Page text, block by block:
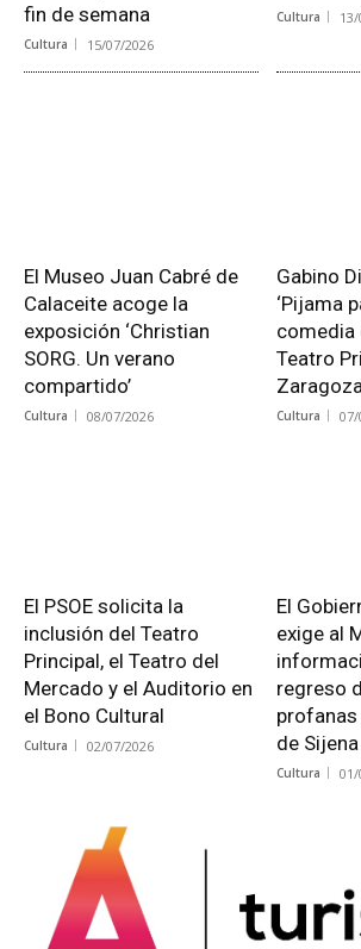
fin de semana
Cultura 15/07/2026
Cultura
El Museo Juan Cabré de
Calaceite acoge la
exposición ‘Christian
SORG. Un verano
compartido’
Cultura 08/07/2026
Gabino
‘Pijama
comedia
Teatro
Cultura 07/
El PSOE solicita la
inclusión del Teatro
Principal, el Teatro del
Mercado y el Auditorio en
el Bono Cultural
Cultura 02/07/2026
El
exige al
regreso
de Sijena
Cultura 01/